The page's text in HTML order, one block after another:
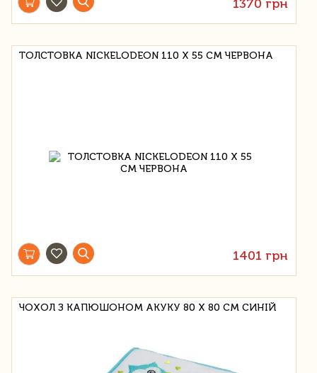
1370 грн
ТОЛСТОВКА NICKELODEON 110 Х 55 СМ ЧЕРВОНА
1401 грн
ЧОХОЛ З КАПЮШОНОМ АКУКУ 80 Х 80 СМ СИНІЙ